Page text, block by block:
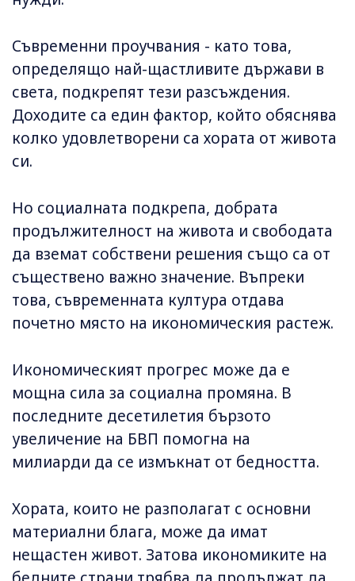
Съвременни проучвания - като това,
определящо най-щастливите държави в
света, подкрепят тези разсъждения.
Доходите са един фактор, който обяснява
колко удовлетворени са хората от живота
си.
Но социалната подкрепа, добрата
продължителност на живота и свободата
да вземат собствени решения също са от
съществено важно значение. Въпреки
това, съвременната култура отдава
почетно място на икономическия растеж.
Икономическият прогрес може да е
мощна сила за социална промяна. В
последните десетилетия бързото
увеличение на БВП помогна на
милиарди да се измъкнат от бедността.
Хората, които не разполагат с основни
материални блага, може да имат
нещастен живот. Затова икономиките на